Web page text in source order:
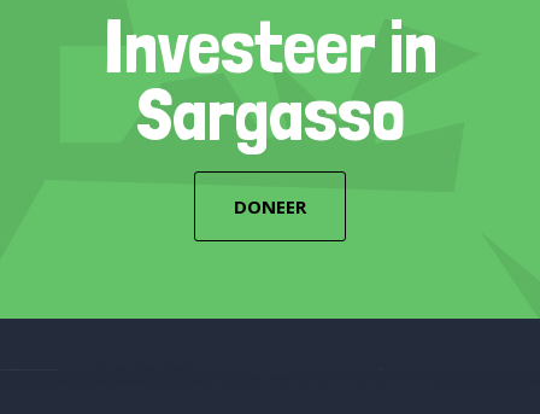
Investeer in
Sargasso
DONEER